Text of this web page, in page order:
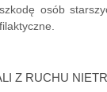
osób
Z RUCHU